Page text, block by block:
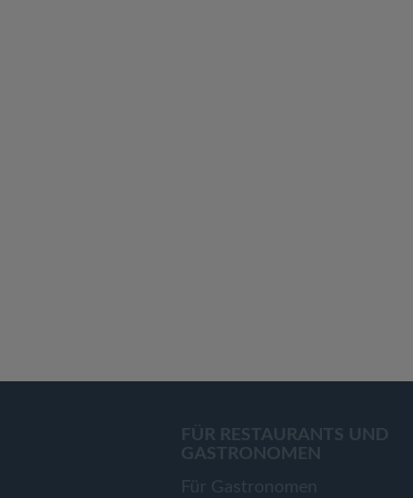
FÜR RESTAURANTS UND
GASTRONOMEN
Für Gastronomen